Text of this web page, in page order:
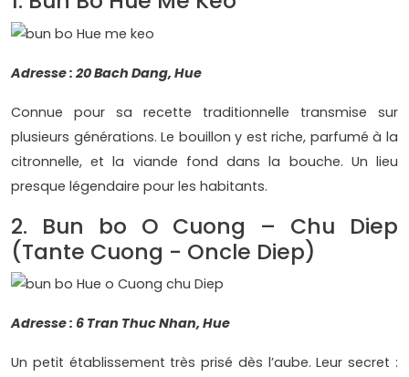
Adresse : 20 Bach Dang, Hue
Connue pour sa recette traditionnelle transmise sur
plusieurs générations. Le bouillon y est riche, parfumé à la
citronnelle, et la viande fond dans la bouche. Un lieu
presque légendaire pour les habitants.
2. Bun bo O Cuong – Chu Diep
(Tante Cuong - Oncle Diep)
Adresse : 6 Tran Thuc Nhan, Hue
Un petit établissement très prisé dès l’aube. Leur secret :